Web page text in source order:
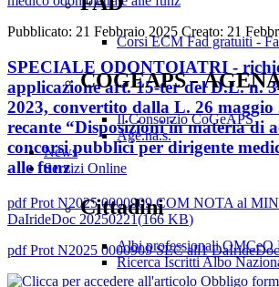
Corsi ECM Fad gratuiti -
COGEAPS -
Il Consorzio CoGeAPS
Age.na.s.
News
Servizi Online
Cittadini
Albi professionali OMCeO
Ricerca Iscritti Albo
Pubblicato: 21 Febbraio 2025 Creato: 21
SPECIALE ODONTOIATRI -
applicazione art. 15-ter del D.L. n.
2023, convertito dalla L. 26 maggio
recante “Disposizioni in materia di
concorsi pubblici per dirigente
alle funz
pdfProt N2025 0000909 COM NOTA al
DaIrideDoc 20250221(166 KB)
pdfProt N2025 0000909 SEC all1